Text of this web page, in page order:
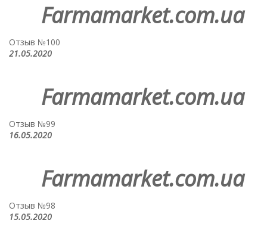
Farmamarket.com.ua
Отзыв №100
21.05.2020
Farmamarket.com.ua
Отзыв №99
16.05.2020
Farmamarket.com.ua
Отзыв №98
15.05.2020